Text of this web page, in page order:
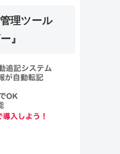
理ツール
』